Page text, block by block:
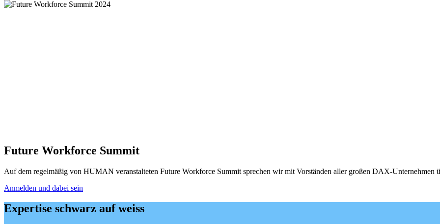
Future Workforce Summit
Auf dem regelmäßig von HUMAN veranstalteten Future Workforce Summit sprechen wir mit Vorständen aller großen DAX-
Anmelden und dabei sein
Expertise schwarz auf weiss